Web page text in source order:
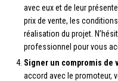
avec eux et de leur
prix de vente, les
réalisation du projet.
professionnel pour vous
Signer un compromis de
accord avec le promoteur,